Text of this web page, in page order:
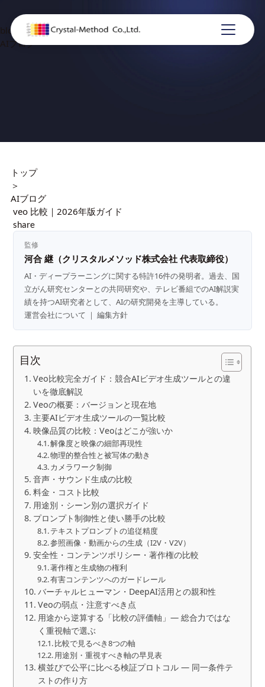
blog
AIブログ
トップ
＞
AIブログ
veo 比較｜2026年版ガイド
share
監修
河合 継（クリスタルメソッド株式会社 代表取締役）
AI・ディープラーニングに関する特許16件の発明者。過去、国
立がん研究センターとの共同研究や、テレビ番組でのAI解説実
績を持つAI研究者として、AIの研究開発を主導している。
運営会社について ｜編集方針
目次
Veo比較完全ガイド：競合AIビデオ生成ツールとの違
いを徹底解説
Veoの概要：バージョンと現在地
主要AIビデオ生成ツールの一覧比較
映像品質の比較：Veoはどこが強いか
解像度と映像の細部再現性
物理的整合性と被写体の動き
カメラワーク制御
音声・サウンド生成の比較
料金・コスト比較
用途別・シーン別の選択ガイド
プロンプト制御性と使い勝手の比較
テキストプロンプトの追従精度
参照画像・動画からの生成（I2V・V2V）
安全性・コンテンツポリシー・著作権の比較
著作権と生成物の権利
有害コンテンツへのガードレール
バーチャルヒューマン・DeepAI活用との親和性
Veoの弱点・注意すべき点
用途から逆算する「比較の評価軸」— 総合力ではな
く重視軸で選ぶ
比較で見るべき8つの軸
用途別・重視すべき軸の早見表
横並びで公平に比べる検証プロトコル — 同一条件テ
ストの作り方